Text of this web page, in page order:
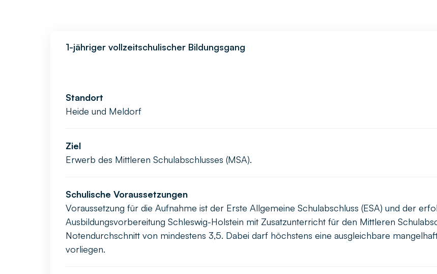
1-jähriger vollzeitschulischer Bildungsgang
Standort
Heide und Meldorf
Ziel
Erwerb des Mittleren Schulabschlusses (MSA).
Schulische Voraussetzungen
Voraussetzung für die Aufnahme ist der Erste Allgemeine Schulabschluss (ESA) und der
Ausbildungsvorbereitung Schleswig-Holstein mit Zusatzunterricht für den Mittleren
Notendurchschnitt von mindestens 3,5. Dabei darf höchstens eine ausgleichbare
vorliegen.